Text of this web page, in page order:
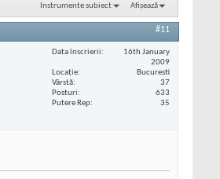
Instrumente subiect Afișează
#11
Data înscrierii
16th January
2009
Locaţie
Bucuresti
Vârstă
37
Posturi
633
Putere Rep
35